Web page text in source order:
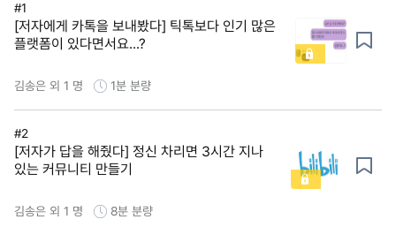
#1
[저자에게 카톡을 보내봤다] 틱톡보다 인기 많은
플랫폼이 있다면서요...?
김송은 외 1 명 1분 분량
#2
[저자가 답을 해줬다] 정신 차리면 3시간 지나
있는 커뮤니티 만들기
김송은 외 1 명 8분 분량